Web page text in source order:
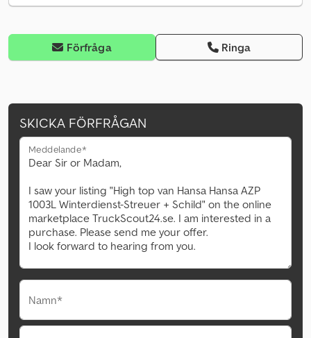
Förfråga Ringa
SKICKA FÖRFRÅGAN
Meddelande*
Namn*